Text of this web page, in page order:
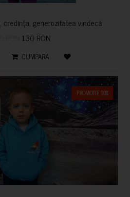
credința, generozitatea vindecă
130 RON
CUMPARA
PROMOTIE 10%